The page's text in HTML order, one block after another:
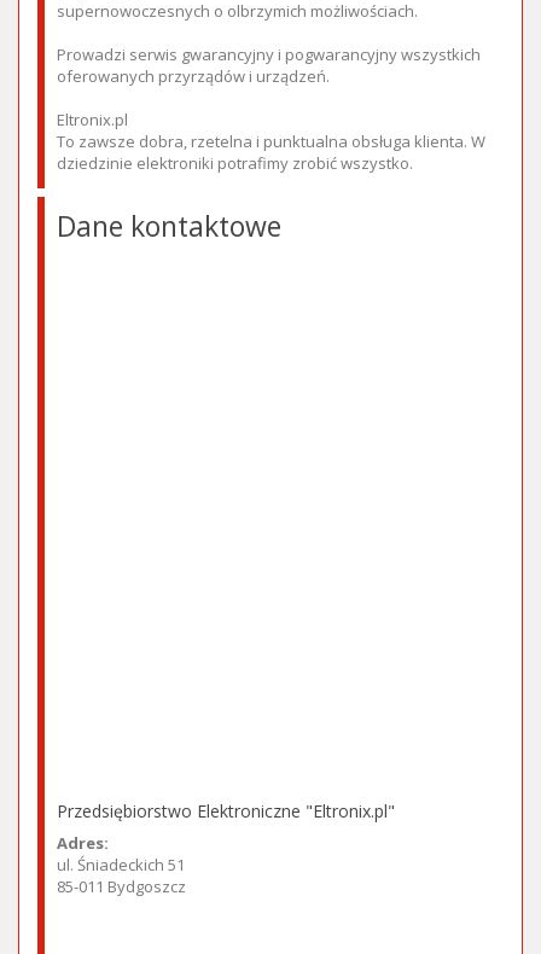
supernowoczesnych o olbrzymich możliwościach.
Prowadzi serwis gwarancyjny i pogwarancyjny wszystkich
oferowanych przyrządów i urządzeń.
Eltronix.pl
To zawsze dobra, rzetelna i punktualna obsługa klienta. W
dziedzinie elektroniki potrafimy zrobić wszystko.
Dane kontaktowe
Przedsiębiorstwo Elektroniczne "Eltronix.pl"
Adres:
ul. Śniadeckich 51
85-011 Bydgoszcz